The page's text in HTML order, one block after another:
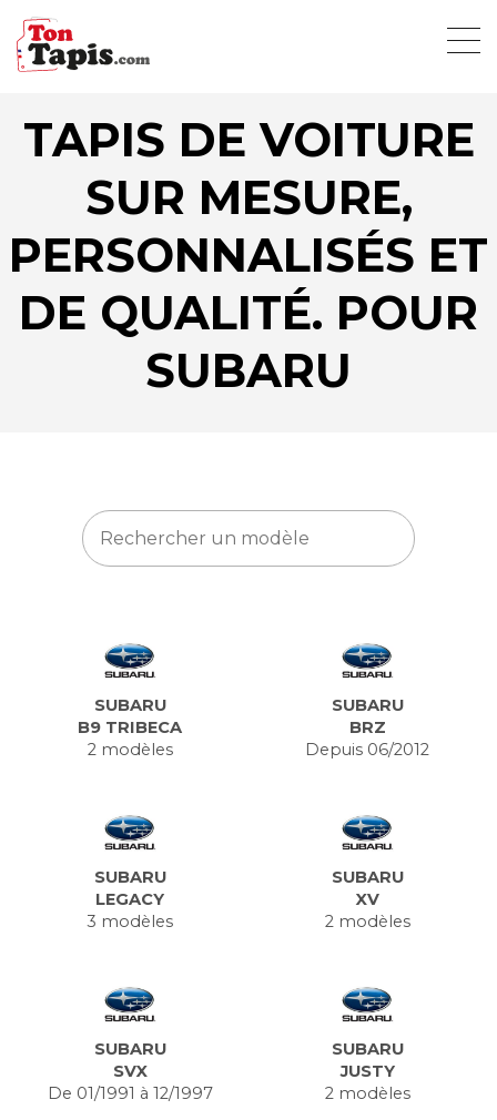
TAPIS DE VOITURE
SUR MESURE,
PERSONNALISÉS ET
DE QUALITÉ. POUR
SUBARU
SUBARU
B9 TRIBECA
2 modèles
SUBARU
BRZ
Depuis 06/2012
SUBARU
LEGACY
3 modèles
SUBARU
XV
2 modèles
SUBARU
SVX
De 01/1991 à 12/1997
SUBARU
JUSTY
2 modèles